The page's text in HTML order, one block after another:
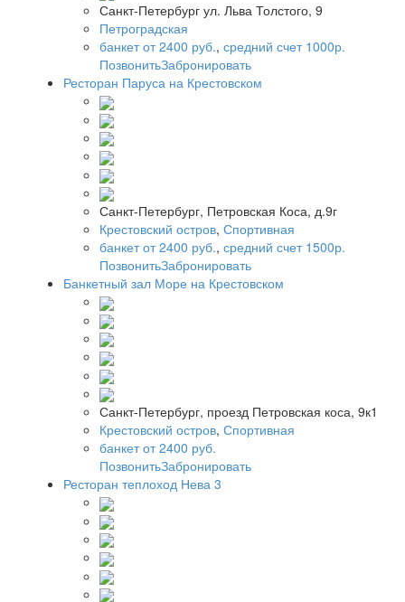
Санкт-Петербург ул. Льва Толстого, 9
Петроградская
банкет от 2400 руб., средний счет 1000р.
ПозвонитьЗабронировать
Ресторан Паруса на Крестовском
Санкт-Петербург, Петровская Коса, д.9г
Крестовский остров, Спортивная
банкет от 2400 руб., средний счет 1500р.
ПозвонитьЗабронировать
Банкетный зал Море на Крестовском
Санкт-Петербург, проезд Петровская коса, 9к1
Крестовский остров, Спортивная
банкет от 2400 руб.
ПозвонитьЗабронировать
Ресторан теплоход Нева 3